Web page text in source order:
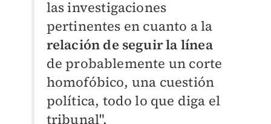
las investigaciones
pertinentes en cuanto a la
relación de seguir la línea
de probablemente un corte
homofóbico, una cuestión
política, todo lo que diga el
tribunal".